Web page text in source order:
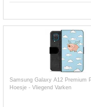
Samsung Galaxy A12 Premium
Hoesje - Vliegend Varken